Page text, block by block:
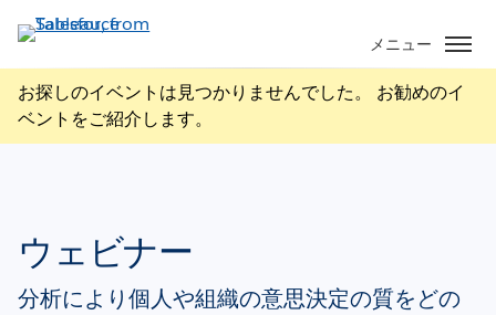
イ
ン
ン
テ
メニュー
お探しのイベントは見つかりませんでした。 お勧めのイ
ベントをご紹介します。
ウェビナー
分析により個人や組織の意思決定の質をどの